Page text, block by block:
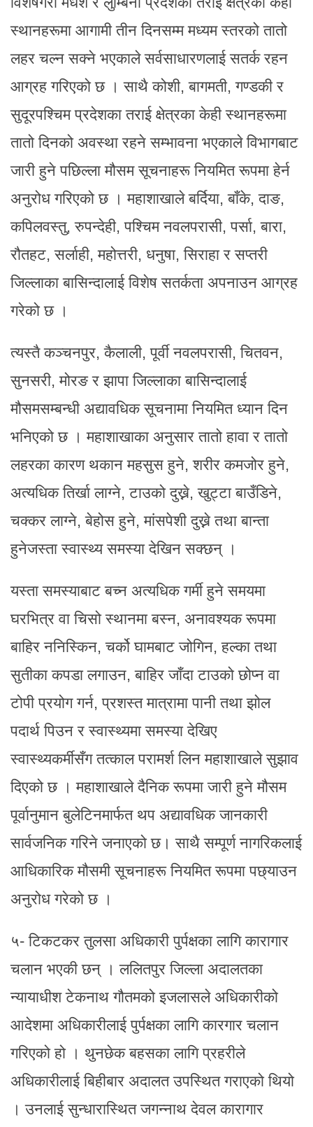
स्थानहरूमा आगामी तीन दिनसम्म मध्यम स्तरको तातो
लहर चल्न सक्ने भएकाले सर्वसाधारणलाई सतर्क रहन
आग्रह गरिएको छ । साथै कोशी, बागमती, गण्डकी र
सुदूरपश्चिम प्रदेशका तराई क्षेत्रका केही स्थानहरूमा
तातो दिनको अवस्था रहने सम्भावना भएकाले विभागबाट
जारी हुने पछिल्ला मौसम सूचनाहरू नियमित रूपमा हेर्न
अनुरोध गरिएको छ । महाशाखाले बर्दिया, बाँके, दाङ,
कपिलवस्तु, रुपन्देही, पश्चिम नवलपरासी, पर्सा, बारा,
रौतहट, सर्लाही, महोत्तरी, धनुषा, सिराहा र सप्तरी
जिल्लाका बासिन्दालाई विशेष सतर्कता अपनाउन आग्रह
गरेको छ ।
त्यस्तै कञ्चनपुर, कैलाली, पूर्वी नवलपरासी, चितवन,
सुनसरी, मोरङ र झापा जिल्लाका बासिन्दालाई
मौसमसम्बन्धी अद्यावधिक सूचनामा नियमित ध्यान दिन
भनिएको छ । महाशाखाका अनुसार तातो हावा र तातो
लहरका कारण थकान महसुस हुने, शरीर कमजोर हुने,
अत्यधिक तिर्खा लाग्ने, टाउको दुख्ने, खुट्टा बाउँडिने,
चक्कर लाग्ने, बेहोस हुने, मांसपेशी दुख्ने तथा बान्ता
हुनेजस्ता स्वास्थ्य समस्या देखिन सक्छन् ।
यस्ता समस्याबाट बच्न अत्यधिक गर्मी हुने समयमा
घरभित्र वा चिसो स्थानमा बस्न, अनावश्यक रूपमा
बाहिर ननिस्किन, चर्को घामबाट जोगिन, हल्का तथा
सुतीका कपडा लगाउन, बाहिर जाँदा टाउको छोप्न वा
टोपी प्रयोग गर्न, प्रशस्त मात्रामा पानी तथा झोल
पदार्थ पिउन र स्वास्थ्यमा समस्या देखिए
स्वास्थ्यकर्मीसँग तत्काल परामर्श लिन महाशाखाले सुझाव
दिएको छ । महाशाखाले दैनिक रूपमा जारी हुने मौसम
पूर्वानुमान बुलेटिनमार्फत थप अद्यावधिक जानकारी
सार्वजनिक गरिने जनाएको छ। साथै सम्पूर्ण नागरिकलाई
आधिकारिक मौसमी सूचनाहरू नियमित रूपमा पछ्याउन
अनुरोध गरेको छ ।
५- टिकटकर तुलसा अधिकारी पुर्पक्षका लागि कारागार
चलान भएकी छन् । ललितपुर जिल्ला अदालतका
न्यायाधीश टेकनाथ गौतमको इजलासले अधिकारीको
आदेशमा अधिकारीलाई पुर्पक्षका लागि कारगार चलान
गरिएको हो । थुनछेक बहसका लागि प्रहरीले
अधिकारीलाई बिहीबार अदालत उपस्थित गराएको थियो
। उनलाई सुन्धारास्थित जगन्नाथ देवल कारागार